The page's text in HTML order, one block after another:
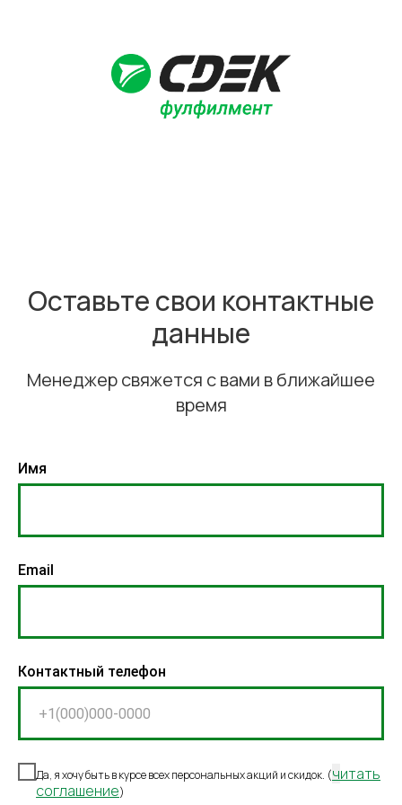
Оставьте свои контактные
данные
Менеджер свяжется с вами в ближайшее
время
Имя
Email
Контактный телефон
Да, я хочу быть в курсе всех персональных акций и скидок. (читать
соглашение)